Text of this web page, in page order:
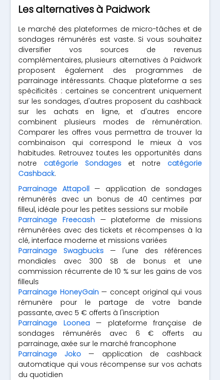
Les alternatives à Paidwork
Le marché des plateformes de micro-tâches et de
sondages rémunérés est vaste. Si vous souhaitez
diversifier vos sources de revenus
complémentaires, plusieurs alternatives à Paidwork
proposent également des programmes de
parrainage intéressants. Chaque plateforme a ses
spécificités : certaines se concentrent uniquement
sur les sondages, d'autres proposent du cashback
sur les achats en ligne, et d'autres encore
combinent plusieurs modes de rémunération.
Comparer les offres vous permettra de trouver la
combinaison qui correspond le mieux à vos
habitudes. Retrouvez toutes les opportunités dans
notre catégorie Sondages et notre catégorie
Cashback.
Parrainage Attapoll— application de sondages
rémunérés avec un bonus de 40 centimes par
filleul, idéale pour les petites sessions sur mobile
Parrainage Freecash — plateforme de missions
rémunérées avec des tickets et récompenses à la
clé, interface moderne et missions variées
Parrainage Swagbucks — l'une des références
mondiales avec 300 SB de bonus et une
commission récurrente de 10 % sur les gains de vos
filleuls
Parrainage HoneyGain— concept original qui vous
rémunère pour le partage de votre bande
passante, avec 5 € offerts à l'inscription
Parrainage Loonea— plateforme française de
sondages rémunérés avec 6 € offerts au
parrainage, axée sur le marché francophone
Parrainage Joko — application de cashback
automatique qui vous récompense sur vos achats
du quotidien